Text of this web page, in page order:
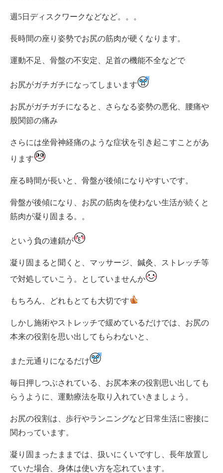
週5日ディスクワークなどなど。。。
長時間の座り姿勢でお尻の筋肉が硬くなります。
運動不足、骨盤の不安定、足首の機能不全などで
お尻がガチガチになってしまいます
お尻がガチガチになると、さらなる姿勢の悪化、腰痛や
股関節の痛み
さらには坐骨神経痛のような症状を引き起こすことがあ
ります
座る時間が長いと、骨盤が後傾になりやすいです。
骨盤が後傾になり、お尻の筋肉を使わない生活が続くと
筋肉が凝り固まる。。
という負の連鎖が
凝り固まると聞くと、マッサージ、鍼灸、ストレッチ等
で対処していこう。としていませんか
もちろん、どれもとても大切です
しかし施術やストレッチで緩めているだけでは、お尻の
本来の役割を思い出してもらわないと、
また元通りになるだけ
毎日押しつぶされている、お尻本来の役割思い出しても
らうように、運動療法を取り入れていきましょう。
お尻の役割は、歩行やランニングなど日常生活に密接に
関わっています。
凝り固まったままでは、扱いにくいですし、長年放置し
ていた場合、身体は使い方を忘れています。